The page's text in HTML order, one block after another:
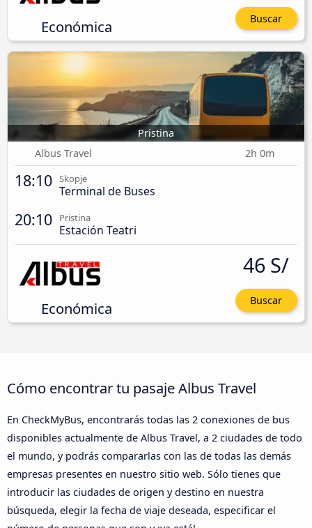
Económica Buscar
Pristina
Albus Travel
2h 0m
18:10 Skopje
Terminal de Buses
20:10 Pristina
Estación Teatri
Económica
46 S/
Buscar
Cómo encontrar tu pasaje Albus Travel
En CheckMyBus, encontrarás todas las 2 conexiones de bus
disponibles actualmente de Albus Travel, a 2 ciudades de todo
el mundo, y podrás compararlas con las de todas las demás
empresas presentes en nuestro sitio web. Sólo tienes que
introducir las ciudades de origen y destino en nuestra
búsqueda, elegir la fecha de viaje deseada, especificar el